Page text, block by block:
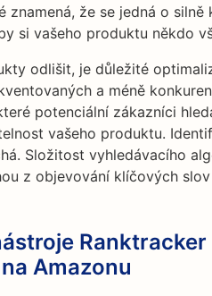
znamená, že se jedná o
si vašeho produktu někdo
odlišit, je důležité
a méně
potenciální zákazníci
vašeho produktu.
Složitost vyhledávacího
z objevování klíčových
Ranktracker
Amazonu